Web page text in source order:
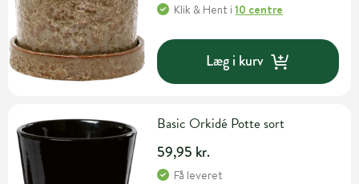
Klik & Hent i10 centre
Læg i kurv
Basic Orkidé Potte sort
59,95 kr.
Få leveret